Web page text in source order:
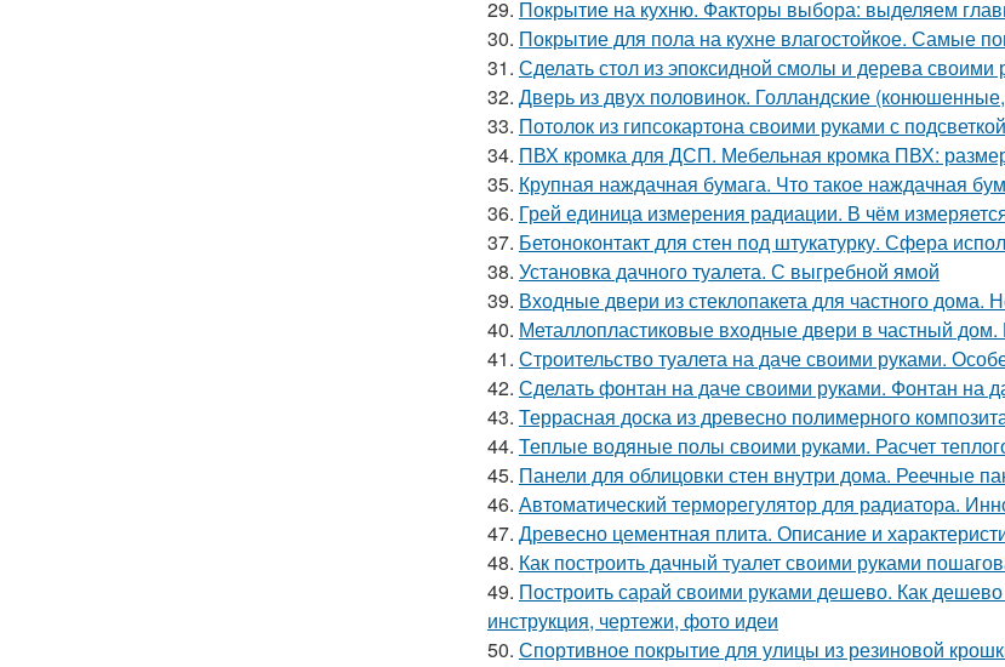
29. Покрытие на кухню. Факторы выбора: выделяем
30. Покрытие для пола на кухне влагостойкое. Самые
31. Сделать стол из эпоксидной смолы и дерева
32. Дверь из двух половинок. Голландские
33. Потолок из гипсокартона своими руками с
34. ПВХ кромка для ДСП. Мебельная кромка ПВХ:
35. Крупная наждачная бумага. Что такое наждачная
36. Грей единица измерения радиации. В чём
37. Бетоноконтакт для стен под штукатурку. Сфера
38. Установка дачного туалета. С выгребной ямой
39. Входные двери из стеклопакета для частного дома.
40. Металлопластиковые входные двери в частный
41. Строительство туалета на даче своими руками.
42. Сделать фонтан на даче своими руками. Фонтан на
43. Террасная доска из древесно полимерного
44. Теплые водяные полы своими руками. Расчет
45. Панели для облицовки стен внутри дома. Реечные
46. Автоматический терморегулятор для радиатора.
47. Древесно цементная плита. Описание и
48. Как построить дачный туалет своими руками
49. Построить сарай своими руками дешево. Как
инструкция, чертежи, фото идеи
50. Спортивное покрытие для улицы из резиновой